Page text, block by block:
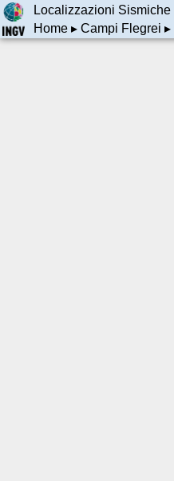
Localizzazioni Sismiche
Home▸ Campi Flegrei ▸